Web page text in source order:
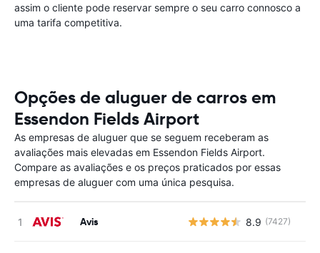
assim o cliente pode reservar sempre o seu carro connosco a
uma tarifa competitiva.
Opções de aluguer de carros em
Essendon Fields Airport
As empresas de aluguer que se seguem receberam as
avaliações mais elevadas em Essendon Fields Airport.
Compare as avaliações e os preços praticados por essas
empresas de aluguer com uma única pesquisa.
Avis 8.9 (7427)